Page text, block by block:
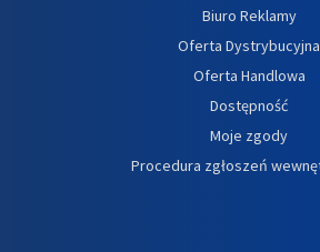
Biuro Reklamy
Oferta Dystrybucyjna
Oferta Handlowa
Dostępność
Moje zgody
Procedura zgłoszeń